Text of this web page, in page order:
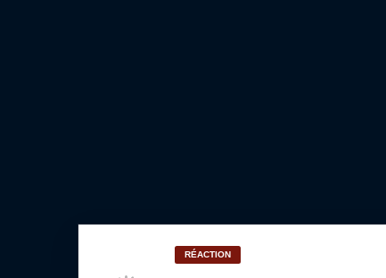
RÉACTION